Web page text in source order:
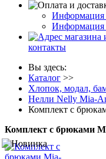
Информация
Информация
контакты
Вы здесь:
Каталог >>
Хлопок, модал,
Нелли Nelly Mia-
Комплект с
Комплект с брюками